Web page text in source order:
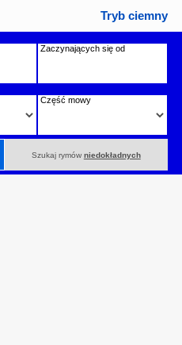
Tryb ciemny
Zaczynających się od
Część mowy
Szukaj rymów niedokładnych